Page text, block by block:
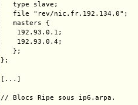
   type slave;
   file "rev/nic.fr.192.134.0";
   masters {
    192.93.0.1;
    192.93.0.4;
   };
};
[...]
// Blocs Ripe sous ip6.arpa.